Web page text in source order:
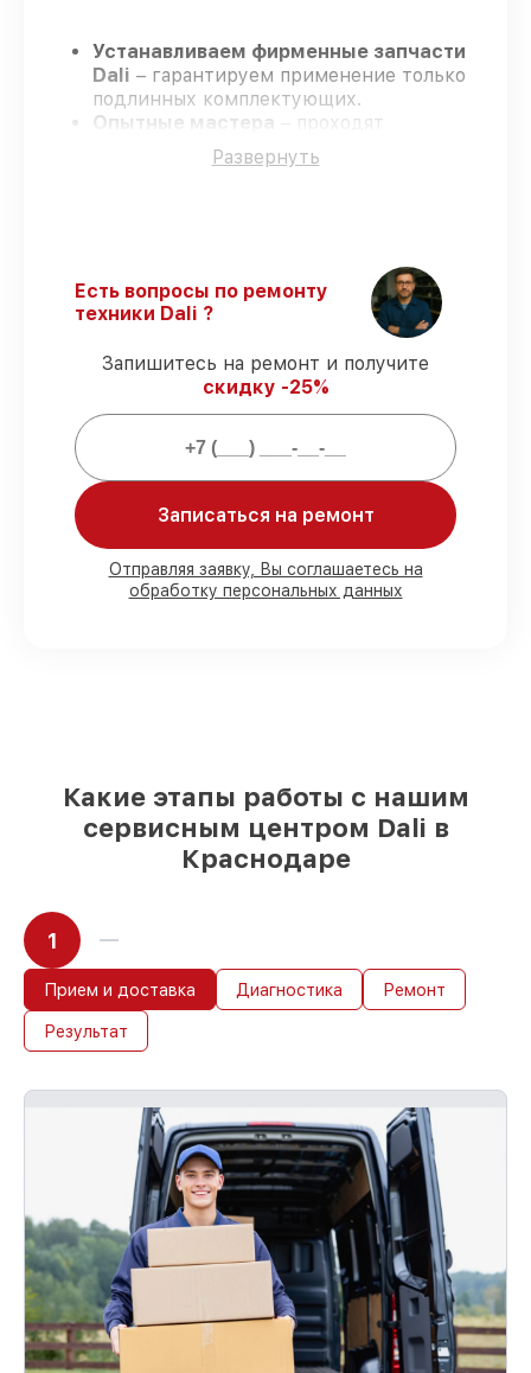
Устанавливаем фирменные запчасти
Dali – гарантируем применение только
подлинных комплектующих.
Опытные мастера
– проходят
постоянное обучение, что подтверждает
уровень их профессионализма.
Гарантийное сопровождение – все
работы и запчасти защищены сервисной
Мы гарантируем:
80%
работ закрываем в присутствии
запчастей Dali имеются на складе в
Краснодаре, остальные доступны для
срочного заказа
Оригинальные комплектующие Dali и
Развернуть
Есть вопросы по ремонту
техники Dali ?
Запишитесь на ремонт и получите
скидку -25%
Записаться на ремонт
Отправляя заявку, Вы соглашаетесь на
обработку персональных данных
Какие этапы работы с нашим
сервисным центром Dali в
Краснодаре
1
Прием и доставка Диагностика Ремонт
Результат